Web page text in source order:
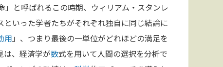
と呼ばれるこの時期、ウィリアム・スタンレ
いった学者たちがそれぞれ独自に同じ結論に
用 」、つまり最後の一単位がどれほどの満足を
は、経済学が数式を用いて人間の選択を分析で